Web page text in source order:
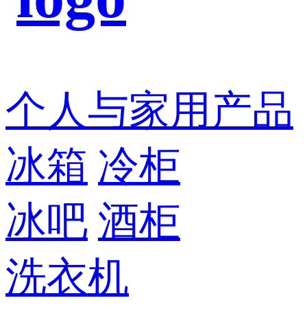
个人与家用产品
冰箱 冷柜
冰吧 酒柜
洗衣机